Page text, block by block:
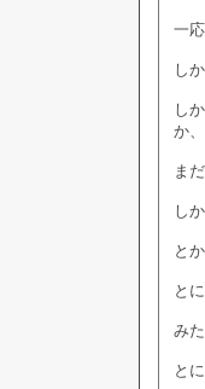
一
し
し
か
ま
し
と
と
み
と